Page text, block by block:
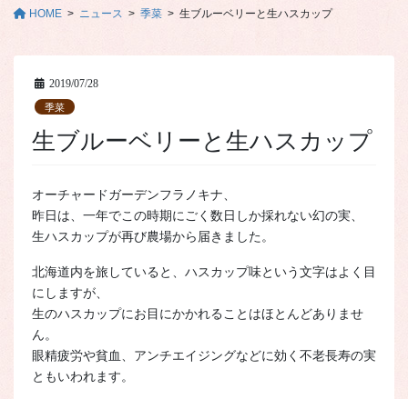
HOME ニュース 季菜 生ブルーベリーと生ハスカップ
2019/07/28
季菜
生ブルーベリーと生ハスカップ
オーチャードガーデンフラノキナ、
昨日は、一年でこの時期にごく数日しか採れない幻の実、
生ハスカップが再び農場から届きました。
北海道内を旅していると、ハスカップ味という文字はよく目
にしますが、
生のハスカップにお目にかかれることはほとんどありませ
ん。
眼精疲労や貧血、アンチエイジングなどに効く不老長寿の実
ともいわれます。